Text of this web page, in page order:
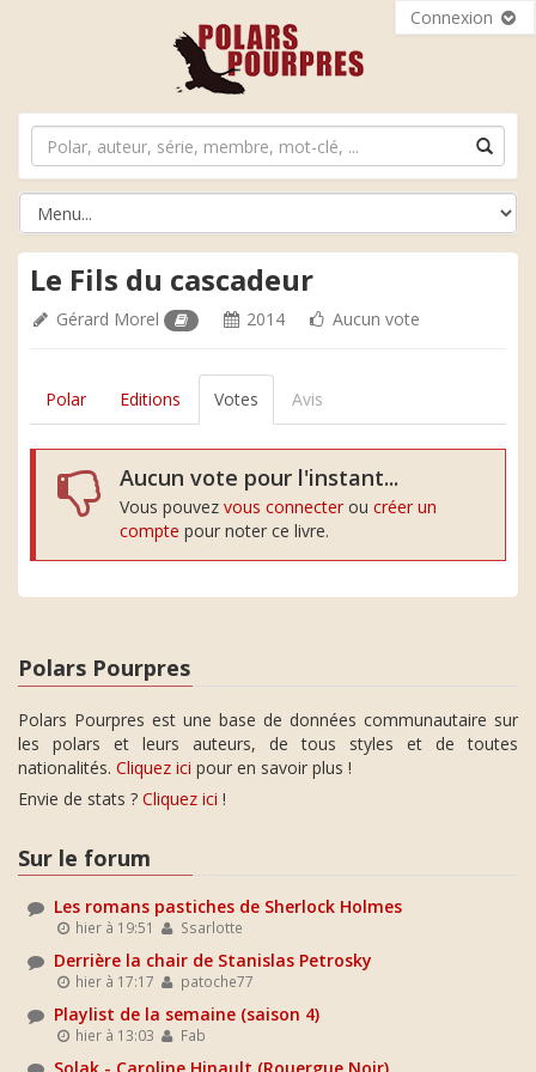
Connexion
Le Fils du cascadeur
Gérard Morel 2014 Aucun vote
Polar Editions Votes Avis
Aucun vote pour l'instant...
Vous pouvez vous connecter ou créer un
compte pour noter ce livre.
Polars Pourpres
Polars Pourpres est une base de données communautaire sur
les polars et leurs auteurs, de tous styles et de toutes
nationalités. Cliquez ici pour en savoir plus !
Envie de stats ? Cliquez ici !
Sur le forum
Les romans pastiches de Sherlock Holmes
hier à 19:51 Ssarlotte
Derrière la chair de Stanislas Petrosky
hier à 17:17 patoche77
Playlist de la semaine (saison 4)
hier à 13:03 Fab